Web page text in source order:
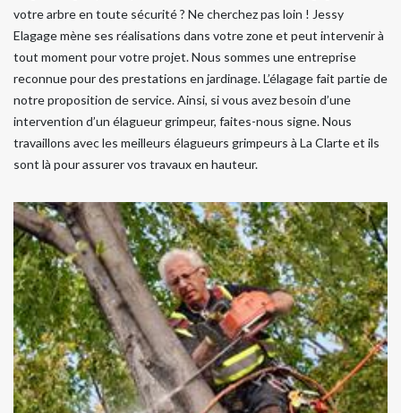
votre arbre en toute sécurité ? Ne cherchez pas loin ! Jessy
Elagage mène ses réalisations dans votre zone et peut intervenir à
tout moment pour votre projet. Nous sommes une entreprise
reconnue pour des prestations en jardinage. L’élagage fait partie de
notre proposition de service. Ainsi, si vous avez besoin d’une
intervention d’un élagueur grimpeur, faites-nous signe. Nous
travaillons avec les meilleurs élagueurs grimpeurs à La Clarte et ils
sont là pour assurer vos travaux en hauteur.